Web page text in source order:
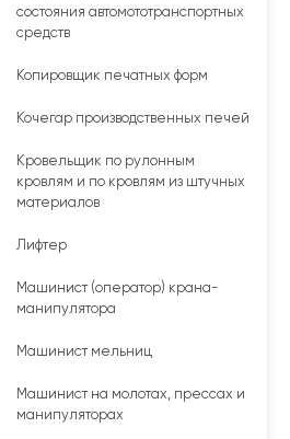
состояния автомототранспортных
средств
Копировщик печатных форм
Кочегар производственных печей
Кровельщик по рулонным
кровлям и по кровлям из штучных
материалов
Лифтер
Машинист (оператор) крана-
манипулятора
Машинист мельниц
Машинист на молотах, прессах и
манипуляторах